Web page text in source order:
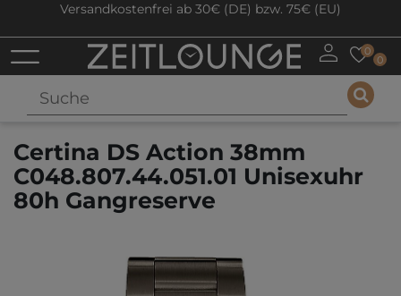
Versandkostenfrei ab 30€ (DE) bzw. 75€ (EU)
0
0
Certina DS Action 38mm
C048.807.44.051.01 Unisexuhr
80h Gangreserve